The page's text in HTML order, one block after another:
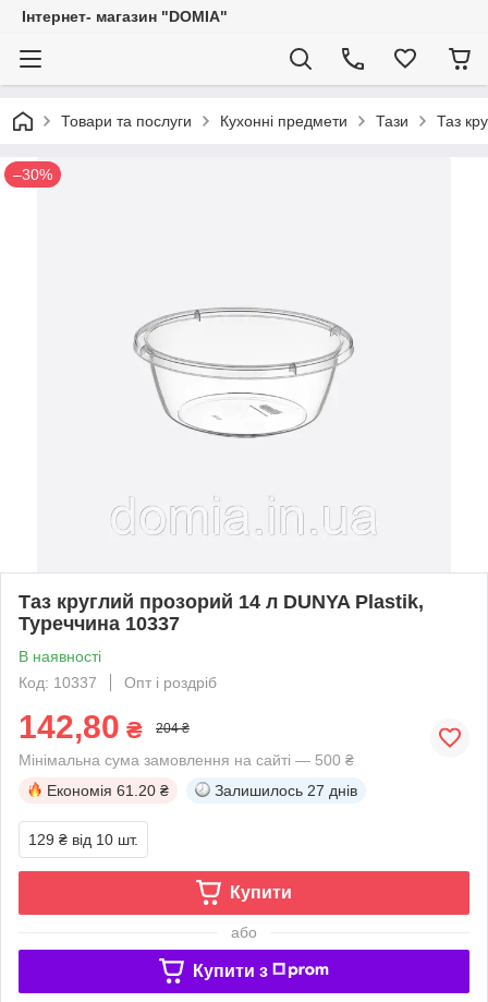
Iнтернет- магазин "DOMIA"
Товари та послуги Кухонні предмети Тази Таз
–30%
Таз круглий прозорий 14 л DUNYA Plastik,
Туреччина 10337
В наявності
Код: 10337
Опт і роздріб
142,80 ₴ 204 ₴
Мінімальна сума замовлення на сайті — 500 ₴
Економія 61.20 ₴ Залишилось 27 днів
129 ₴ від 10 шт.
Купити
або
Купити з